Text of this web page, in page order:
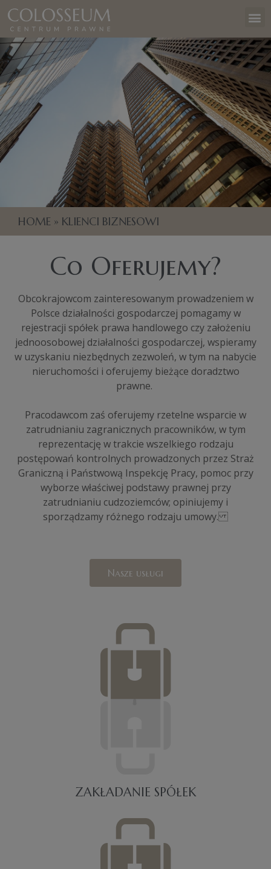
HOME » KLIENCI BIZNESOWI
Co Oferujemy?
Obcokrajowcom zainteresowanym prowadzeniem w
Polsce działalności gospodarczej pomagamy w
rejestracji spółek prawa handlowego czy założeniu
jednoosobowej działalności gospodarczej, wspieramy
w uzyskaniu niezbędnych zezwoleń, w tym na nabycie
nieruchomości i oferujemy bieżące doradztwo
prawne.
Pracodawcom zaś oferujemy rzetelne wsparcie w
zatrudnianiu zagranicznych pracowników, w tym
reprezentację w trakcie wszelkiego rodzaju
postępowań kontrolnych prowadzonych przez Straż
Graniczną i Państwową Inspekcję Pracy, pomoc przy
wyborze właściwej podstawy prawnej przy
zatrudnianiu cudzoziemców; opiniujemy i
sporządzamy różnego rodzaju umowy.
Nasze usługi
ZAKŁADANIE SPÓŁEK